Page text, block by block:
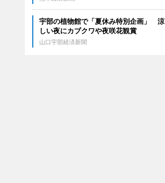
宇部の植物館で「夏休み特別企画」 涼
しい夜にカブクワや夜咲花観賞
山口宇部経済新聞